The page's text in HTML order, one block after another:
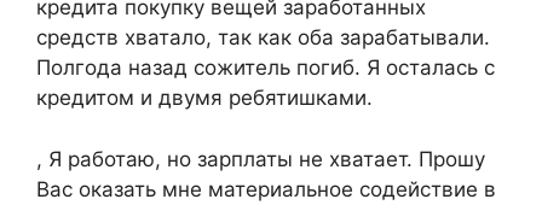
кредита покупку вещей заработанных
средств хватало, так как оба зарабатывали.
Полгода назад сожитель погиб. Я осталась с
кредитом и двумя ребятишками.
, Я работаю, но зарплаты не хватает. Прошу
Вас оказать мне материальное содействие в